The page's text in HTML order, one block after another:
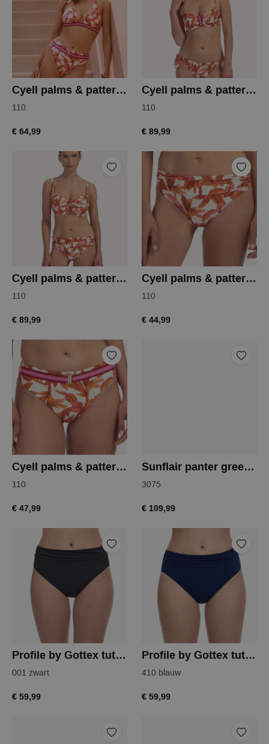
Cyell palms & patterns bikinitop
110
€ 64,99
Cyell palms & patterns bikinitop
110
€ 89,99
Cyell palms & patterns bikinitop
110
€ 89,99
Cyell palms & patterns bikinislip
110
€ 44,99
Cyell palms & patterns bikinislip
110
€ 47,99
Sunflair panter green bikini
3075
€ 109,99
Profile by Gottex tutti frutti tankini slip
001 zwart
€ 59,99
Profile by Gottex tutti frutti tankini slip
410 blauw
€ 59,99